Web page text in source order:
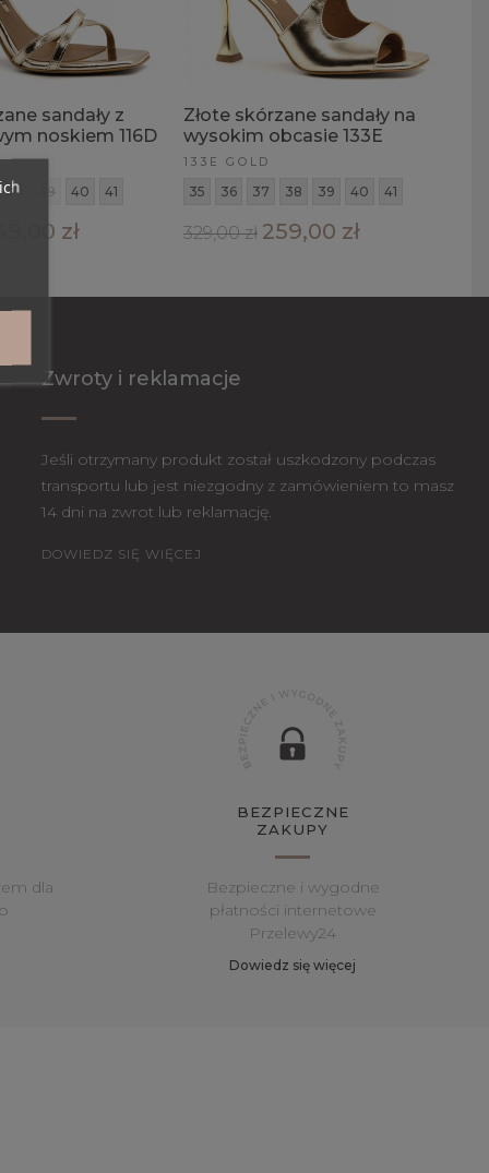
sandały z
noskiem 116D
38 39 40 41
zł
Złote skórzane sandały na
wysokim obcasie 133E
133E GOLD
35 36 37 38 39 40 41
329,00 zł 259,00 zł
Zwroty i reklamacje
Jeśli otrzymany produkt został uszkodzony podczas
transportu lub jest niezgodny z zamówieniem to masz
14 dni na zwrot lub reklamację.
DOWIEDZ SIĘ WIĘCEJ
dla
BEZPIECZNE
ZAKUPY
Bezpieczne i wygodne
płatności internetowe
Przelewy24
Dowiedz się więcej